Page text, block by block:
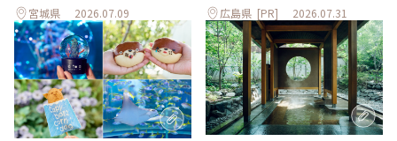
宮城県 2026.07.09 広島県 [PR] 2026.07.31